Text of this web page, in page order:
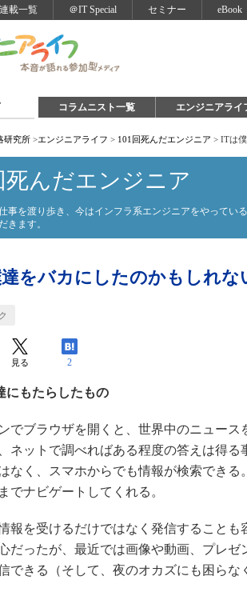
連載一覧 ＠IT Special セミナー eBook
コラムニスト一覧 エンジニアライ
研究所 >エンジニアライフ > 101回死んだエンジニア > ITは
死んだエンジニア
事を渡り歩き、今はインフラ系エンジニアをやってい
きます。
をバカにしたのかもしれな
見る 2
にもたらしたもの
でブラウザを開くと、世界中のニュース
ネットで調べればある程度の答えは得る
なく、スマホからでも情報が検索できる
でナビゲートしてくれる。
報を受けるだけではなく発信することも
だったが、最近では画像や動画、プレ
できる（そして、夜のオカズにも困ら